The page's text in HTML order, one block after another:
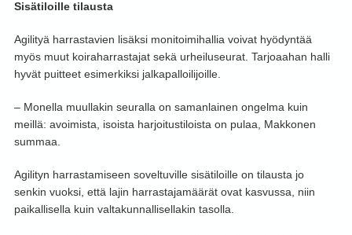
Sisätiloille tilausta
Agilityä harrastavien lisäksi monitoimihallia voivat hyödyntää
myös muut koiraharrastajat sekä urheiluseurat. Tarjoaahan halli
hyvät puitteet esimerkiksi jalkapalloilijoille.
– Monella muullakin seuralla on samanlainen ongelma kuin
meillä: avoimista, isoista harjoitustiloista on pulaa, Makkonen
summaa.
Agilityn harrastamiseen soveltuville sisätiloille on tilausta jo
senkin vuoksi, että lajin harrastajamäärät ovat kasvussa, niin
paikallisella kuin valtakunnallisellakin tasolla.